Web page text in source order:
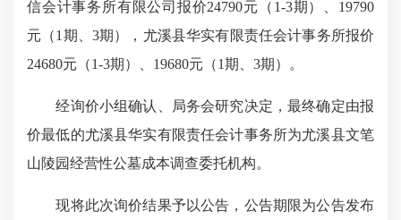
信会计事务所有限公司报价24790元（1-3期）、19790
元（1期、3期），尤溪县华实有限责任会计事务所报价
24680元（1-3期）、19680元（1期、3期）。
经询价小组确认、局务会研究决定，最终确定由报
价最低的尤溪县华实有限责任会计事务所为尤溪县文笔
山陵园经营性公墓成本调查委托机构。
现将此次询价结果予以公告，公告期限为公告发布